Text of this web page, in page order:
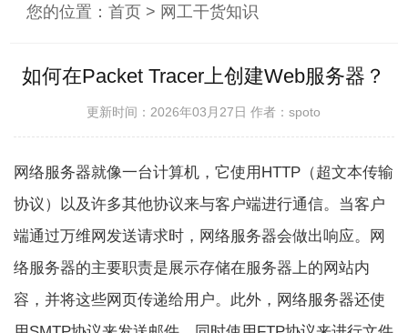
您的位置：首页 > 网工干货知识
如何在Packet Tracer上创建Web服务器？
更新时间：2026年03月27日作者：spoto
网络服务器就像一台计算机，它使用HTTP（超文本传输
协议）以及许多其他协议来与客户端进行通信。当客户
端通过万维网发送请求时，网络服务器会做出响应。网
络服务器的主要职责是展示存储在服务器上的网站内
容，并将这些网页传递给用户。此外，网络服务器还使